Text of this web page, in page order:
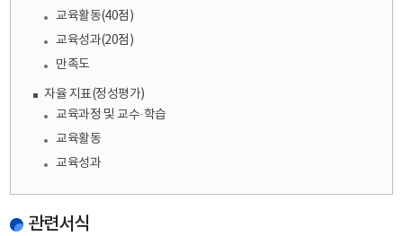
교육활동(40점)
교육성과(20점)
만족도
자율 지표(정성평가)
교육과정 및 교수·학습
교육활동
교육성과
관련서식